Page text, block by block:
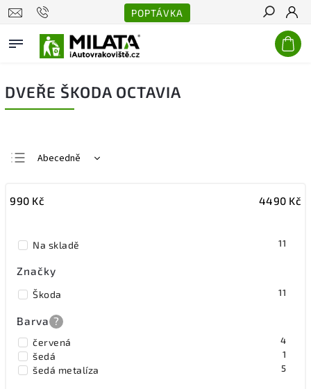
POPTÁVKA
Hledat
DVEŘE ŠKODA OCTAVIA
Abecedně
Nejdražší
990 Kč 4490 Kč
Na skladě 11
Značky
Škoda 11
Barva ?
červená 4
šedá 1
šedá metalíza 5